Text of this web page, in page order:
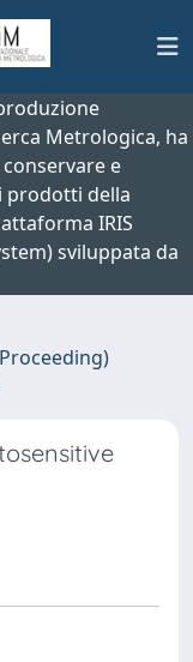
Metrologica, ha
e
prodotti della
IRIS
sviluppata da